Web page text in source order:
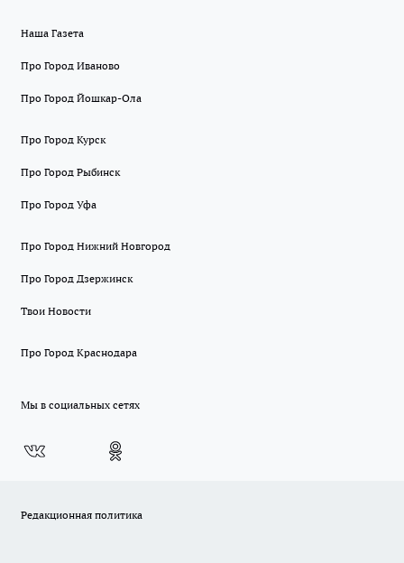
Наша Газета
Про Город Иваново
Про Город Йошкар-Ола
Про Город Курск
Про Город Рыбинск
Про Город Уфа
Про Город Нижний Новгород
Про Город Дзержинск
Твои Новости
Про Город Краснодара
Мы в социальных сетях
Редакционная политика